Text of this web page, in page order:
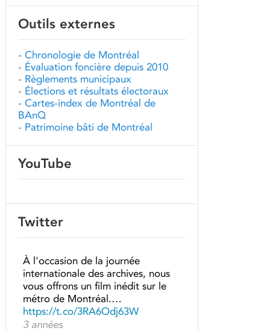
Outils externes
- Chronologie de Montréal
- Évaluation foncière depuis 2010
- Règlements municipaux
- Élections et résultats électoraux
- Cartes-index de Montréal de
BAnQ
- Patrimoine bâti de Montréal
YouTube
Twitter
À l'occasion de la journée
internationale des archives, nous
vous offrons un film inédit sur le
métro de Montréal.…
https://t.co/3RA6Odj63W
3 années